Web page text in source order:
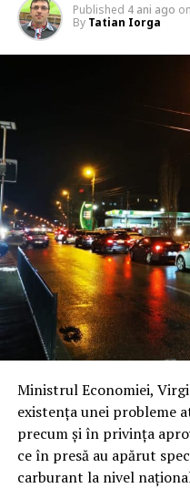
Published 4 ani ago on
By Tatian Iorga
Ministrul Economiei,
existența unei probleme
precum și în privința
ce în presă au apărut
carburant la nivel